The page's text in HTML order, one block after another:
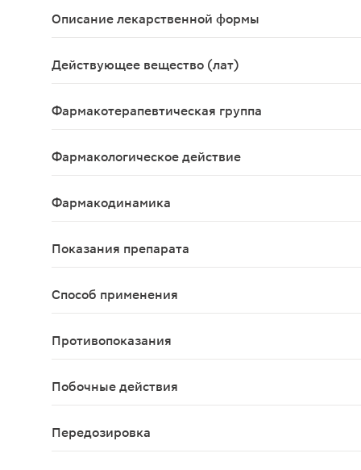
Описание лекарственной формы
Белые или почти белые круглые
Действующее вещество (лат)
Фармакотерапевтическая группа
Фармакологическое действие
Антибактериальный препарат широкого
Фармакодинамика
Показания препарата
Инфекции дыхательных путей. При
Способ применения
Доза Ципролета зависит от тяжести
Противопоказания
Побочные действия
Перечисленные ниже нежелательные реакции
Передозировка